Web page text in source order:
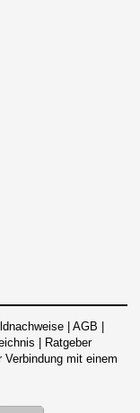
| AGB |
| Ratgeber
mit einem